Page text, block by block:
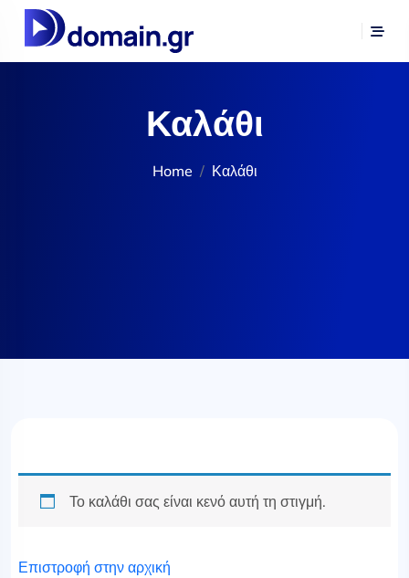
Καλάθι
Home Καλάθι
Το καλάθι σας είναι κενό αυτή τη στιγμή.
Επιστροφή στην αρχική